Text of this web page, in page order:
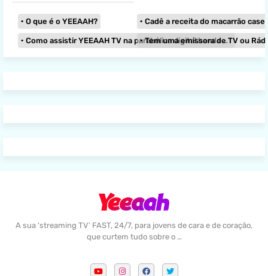
O que é o YEEAAH? Cadê a receita do macarrão caseiro
Como assistir YEEAAH TV na parabólica digital banda KU?
Tem uma emissora de TV ou Rádio
A sua 'streaming TV' FAST, 24/7, para jovens de cara e de coração,
que curtem tudo sobre o …